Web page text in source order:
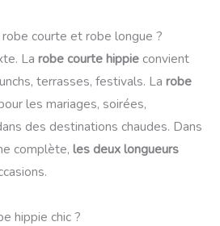
courte et robe longue ?
La robe courte hippie convient
terrasses, festivals. La robe
les mariages, soirées,
des destinations chaudes. Dans
complète, les deux longueurs
hippie chic ?